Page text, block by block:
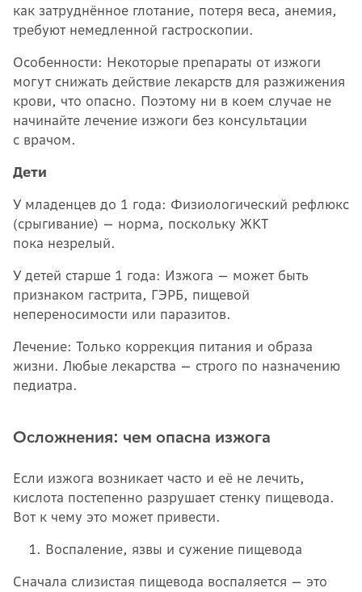
как затруднённое глотание, потеря веса, анемия,
требуют немедленной гастроскопии.
Особенности: Некоторые препараты от изжоги
могут снижать действие лекарств для разжижения
крови, что опасно. Поэтому ни в коем случае не
начинайте лечение изжоги без консультации
с врачом.
Дети
У младенцев до 1 года: Физиологический рефлюкс
(срыгивание) — норма, поскольку ЖКТ
пока незрелый.
У детей старше 1 года: Изжога — может быть
признаком гастрита, ГЭРБ, пищевой
непереносимости или паразитов.
Лечение: Только коррекция питания и образа
жизни. Любые лекарства — строго по назначению
педиатра.
Осложнения: чем опасна изжога
Если изжога возникает часто и её не лечить,
кислота постепенно разрушает стенку пищевода.
Вот к чему это может привести.
Воспаление, язвы и сужение пищевода
Сначала слизистая пищевода воспаляется — это